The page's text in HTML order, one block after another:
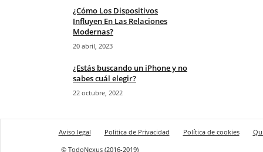
¿Cómo Los Dispositivos
Influyen En Las Relaciones
Modernas?
20 abril, 2023
¿Estás buscando un iPhone y no
sabes cuál elegir?
22 octubre, 2022
Aviso legal Politica de Privacidad Política de cookies
© TodoNexus (2016-2019)